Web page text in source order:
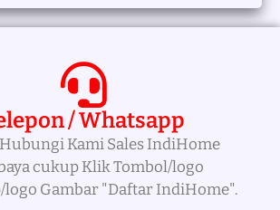
/ Whatsapp
Kami Sales IndiHome
cukup Klik Tombol/logo
logo Gambar "Daftar IndiHome".